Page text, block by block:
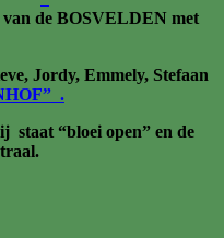
van de BOSVELDEN met
Emmely, Stefaan
.
staat “bloei open” en de